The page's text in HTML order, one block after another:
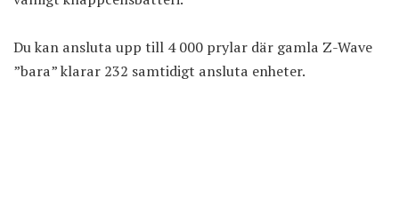
Du kan ansluta upp till 4 000 prylar där gamla Z-Wave
”bara” klarar 232 samtidigt ansluta enheter.